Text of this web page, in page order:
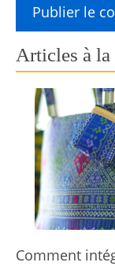
Articles à la
Comment